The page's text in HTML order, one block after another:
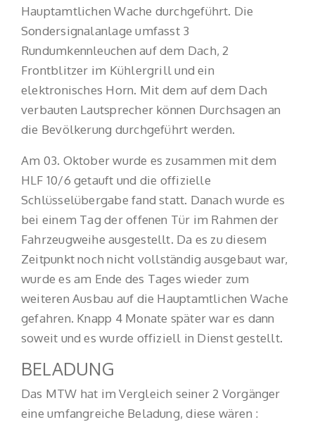
Hauptamtlichen Wache durchgeführt. Die
Sondersignalanlage umfasst 3
Rundumkennleuchen auf dem Dach, 2
Frontblitzer im Kühlergrill und ein
elektronisches Horn. Mit dem auf dem Dach
verbauten Lautsprecher können Durchsagen an
die Bevölkerung durchgeführt werden.
Am 03. Oktober wurde es zusammen mit dem
HLF 10/6 getauft und die offizielle
Schlüsselübergabe fand statt. Danach wurde es
bei einem Tag der offenen Tür im Rahmen der
Fahrzeugweihe ausgestellt. Da es zu diesem
Zeitpunkt noch nicht vollständig ausgebaut war,
wurde es am Ende des Tages wieder zum
weiteren Ausbau auf die Hauptamtlichen Wache
gefahren. Knapp 4 Monate später war es dann
soweit und es wurde offiziell in Dienst gestellt.
BELADUNG
Das MTW hat im Vergleich seiner 2 Vorgänger
eine umfangreiche Beladung, diese wären :